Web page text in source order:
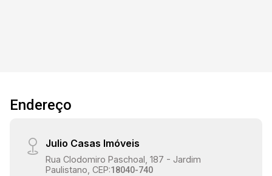
Endereço
Julio Casas Imóveis
Rua Clodomiro Paschoal, 187 - Jardim
Paulistano, CEP:18040-740